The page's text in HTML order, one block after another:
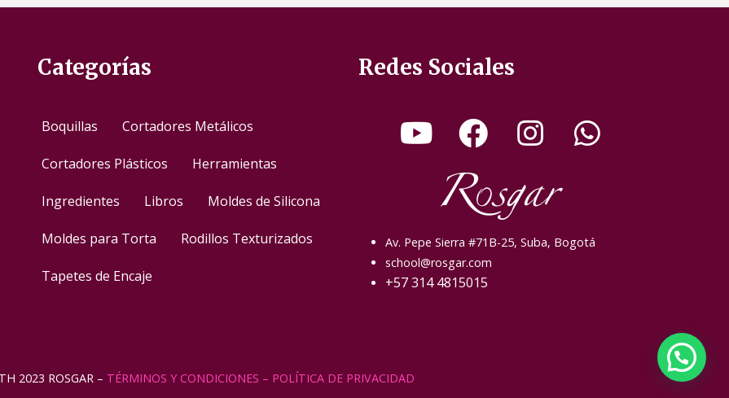
Categorías
Boquillas Cortadores Metálicos
Cortadores Plásticos Herramientas
Ingredientes Libros Moldes de Silicona
Moldes para Torta Rodillos Texturizados
Tapetes de Encaje
Redes Sociales
Av. Pepe Sierra #71B-25, Suba, Bogotá
school@rosgar.com
+57 314 4815015
2023 ROSGAR – TÉRMINOS Y CONDICIONES – POLÍTICA DE PRIVACIDAD